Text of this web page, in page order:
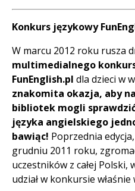
Konkurs językowy
W marcu 2012 roku rusza
multimedialnego
FunEnglish.pl dla dzieci w
znakomita okazja, aby
bibliotek mogli
języka angielskiego
bawiąc! Poprzednia
grudniu 2011 roku,
uczestników z całej Polski,
udział w konkursie